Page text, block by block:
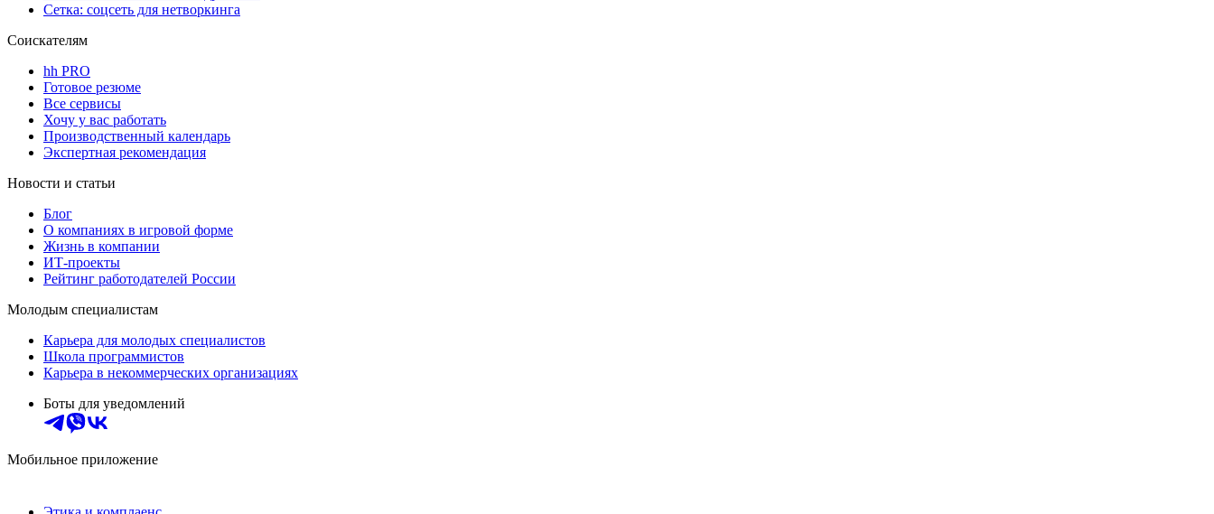
Сетка: соцсеть для нетворкинга
Соискателям
hh PRO
Готовое резюме
Все сервисы
Хочу у вас работать
Производственный календарь
Экспертная рекомендация
Новости и статьи
Блог
О компаниях в игровой форме
Жизнь в компании
ИТ-проекты
Рейтинг работодателей России
Молодым специалистам
Карьера для молодых специалистов
Школа программистов
Карьера в некоммерческих организациях
Боты для уведомлений
Мобильное приложение